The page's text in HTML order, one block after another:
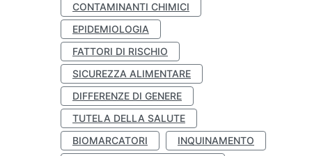
CONTAMINANTI CHIMICI
EPIDEMIOLOGIA
FATTORI DI RISCHIO
SICUREZZA ALIMENTARE
DIFFERENZE DI GENERE
TUTELA DELLA SALUTE
BIOMARCATORI
INQUINAMENTO